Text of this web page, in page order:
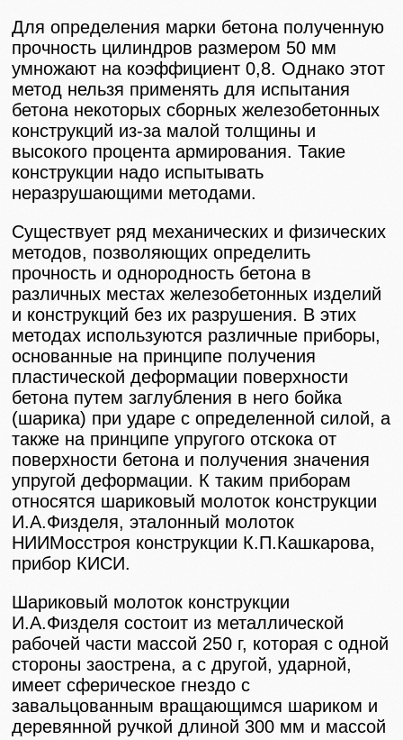
Для определения марки бетона полученную
прочность цилиндров размером 50 мм
умножают на коэффициент 0,8. Однако этот
метод нельзя применять для испытания
бетона некоторых сборных железобетонных
конструкций из-за малой толщины и
высокого процента армирования. Такие
конструкции надо испытывать
неразрушающими методами.
Существует ряд механических и физических
методов, позволяющих определить
прочность и однородность бетона в
различных местах железобетонных изделий
и конструкций без их разрушения. В этих
методах используются различные приборы,
основанные на принципе получения
пластической деформации поверхности
бетона путем заглубления в него бойка
(шарика) при ударе с определенной силой, а
также на принципе упругого отскока от
поверхности бетона и получения значения
упругой деформации. К таким приборам
относятся шариковый молоток конструкции
И.А.Физделя, эталонный молоток
НИИМосстроя конструкции К.П.Кашкарова,
прибор КИСИ.
Шариковый молоток конструкции
И.А.Физделя состоит из металлической
рабочей части массой 250 г, которая с одной
стороны заострена, а с другой, ударной,
имеет сферическое гнездо с
завальцованным вращающимся шариком и
деревянной ручкой длиной 300 мм и массой